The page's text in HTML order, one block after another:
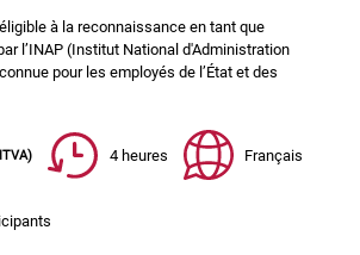
à la reconnaissance en tant que
l’INAP (Institut National d'Administration
pour les employés de l’État et des
4 heures Français